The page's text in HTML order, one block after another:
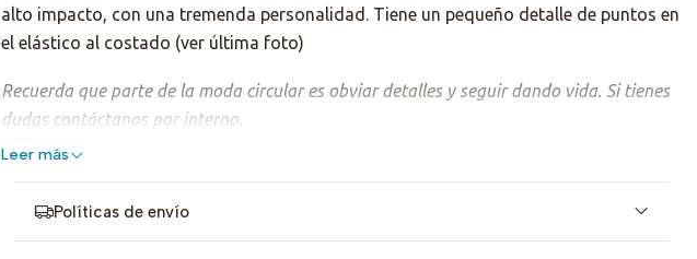
alto impacto, con una tremenda personalidad. Tiene un pequeño detalle de puntos en
el elástico al costado (ver última foto)
Recuerda que parte de la moda circular es obviar detalles y seguir dando vida. Si tienes
dudas contáctanos por interno.
Leer más
Políticas de envío